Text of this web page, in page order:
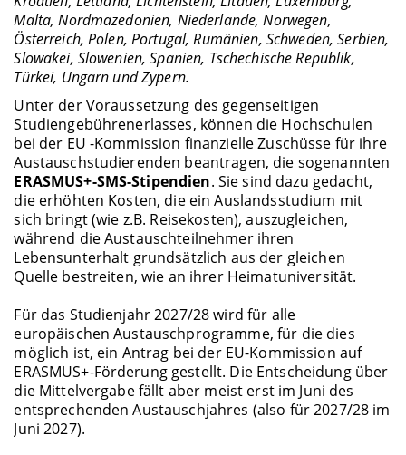
Malta, Nordmazedonien, Niederlande, Norwegen,
Österreich, Polen, Portugal, Rumänien, Schweden, Serbien,
Slowakei, Slowenien, Spanien, Tschechische Republik,
Türkei, Ungarn und Zypern.
Unter der Voraussetzung des gegenseitigen
Studiengebührenerlasses, können die Hochschulen
bei der EU -Kommission finanzielle Zuschüsse für ihre
Austauschstudierenden beantragen, die sogenannten
ERASMUS+-SMS-Stipendien. Sie sind dazu gedacht,
die erhöhten Kosten, die ein Auslandsstudium mit
sich bringt (wie z.B. Reisekosten), auszugleichen,
während die Austauschteilnehmer ihren
Lebensunterhalt grundsätzlich aus der gleichen
Quelle bestreiten, wie an ihrer Heimatuniversität.
Für das Studienjahr 2027/28 wird für alle
europäischen Austauschprogramme, für die dies
möglich ist, ein Antrag bei der EU-Kommission auf
ERASMUS+-Förderung gestellt. Die Entscheidung über
die Mittelvergabe fällt aber meist erst im Juni des
entsprechenden Austauschjahres (also für 2027/28 im
Juni 2027).